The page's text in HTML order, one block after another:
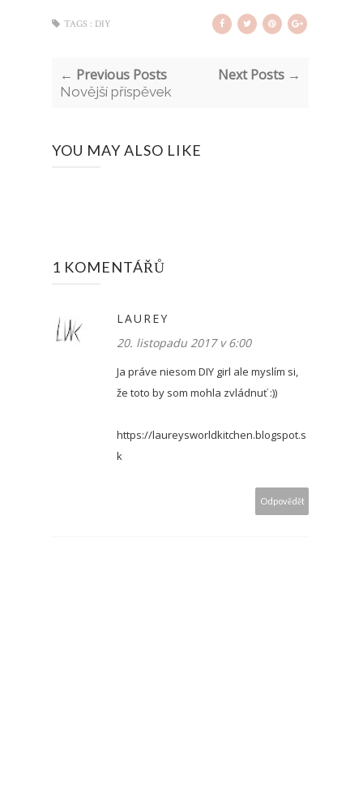
TAGS : DIY
← Previous Posts
Novější příspěvek
Next Posts →
YOU MAY ALSO LIKE
1 KOMENTÁŘŮ
LAUREY
20. listopadu 2017 v 6:00
Ja práve niesom DIY girl ale myslím si,
že toto by som mohla zvládnuť :))
https://laureysworldkitchen.blogspot.s
k
Odpovědět